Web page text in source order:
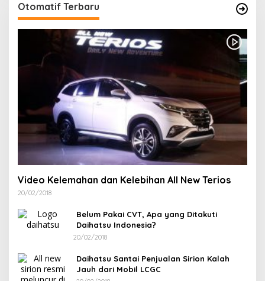
Otomatif Terbaru
Video Kelemahan dan Kelebihan All New Terios
20/02/2018
Belum Pakai CVT, Apa yang Ditakuti
Daihatsu Indonesia?
20/02/2018
Daihatsu Santai Penjualan Sirion Kalah
Jauh dari Mobil LCGC